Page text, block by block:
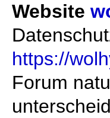
Website
https://
Forum